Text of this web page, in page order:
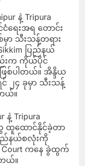
နဲ့ Tripura
ငံရေးအရ တောင်း
မှာ သီးသန့်တရား
ပြည်နယ်
းက ကိုယ်ပိုင်
စ်ပါတယ်။ အိန္ဒိယ
၂၄ ခုမှာ သီးသန့်
ယ်။
နဲ့ Tripura
ထူထောင်နိုင်ခဲ့တာ
ည်နယ်စလုံးကို
Court ကနေ ခွဲထွက်
ယ်။